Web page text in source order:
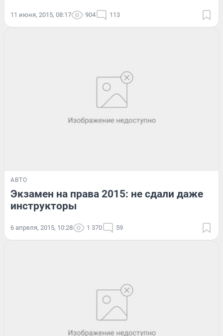
11 июня, 2015, 08:17 904 113
АВТО
Экзамен на права 2015: не сдали даже
инструкторы
6 апреля, 2015, 10:28 1 370 59